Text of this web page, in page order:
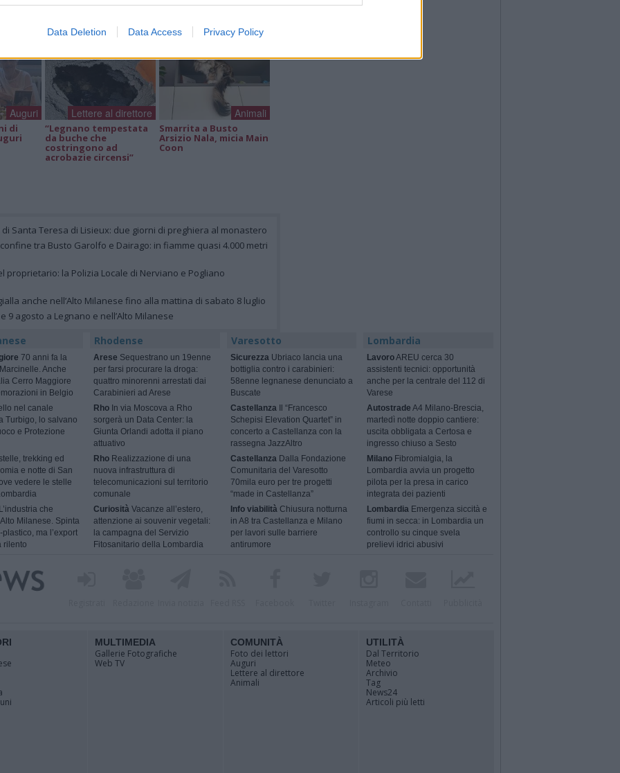
Data Deletion Data Access Privacy Policy
propone un appuntamento diverso ogni sera, tra
laboratori creativi, sfide musicali e burraco
Auguri
di
Lettere al direttore
“Legnano tempestata
da buche che
costringono ad
acrobazie circensi”
Animali
Smarrita a Busto
Arsizio Nala, micia Main
Coon
Santa Teresa di Lisieux: due giorni di preghiera al monastero
tra Busto Garolfo e Dairago: in fiamme quasi 4.000 metri
proprietario: la Polizia Locale di Nerviano e Pogliano
anche nell’Alto Milanese fino alla mattina di sabato 8 luglio
9 agosto a Legnano e nell’Alto Milanese
70 anni fa la
Anche
Cerro Maggiore
in Belgio
nel canale
Turbigo, lo salvano
e Protezione
trekking ed
e notte di San
vedere le stelle
che
Milanese. Spinta
ma l’export
rilento
Rhodense
Arese Sequestrano un 19enne
per farsi procurare la droga:
quattro minorenni arrestati dai
Carabinieri ad Arese
Rho In via Moscova a Rho
sorgerà un Data Center: la
Giunta Orlandi adotta il piano
attuativo
Rho Realizzazione di una
nuova infrastruttura di
telecomunicazioni sul territorio
comunale
Curiosità Vacanze all’estero,
attenzione ai souvenir vegetali:
la campagna del Servizio
Fitosanitario della Lombardia
Varesotto
SicurezzaUbriaco lancia una
bottiglia contro i carabinieri:
58enne legnanese denunciato a
Buscate
CastellanzaIl “Francesco
Schepisi Elevation Quartet” in
concerto a Castellanza con la
rassegna JazzAltro
CastellanzaDalla Fondazione
Comunitaria del Varesotto
70mila euro per tre progetti
“made in Castellanza”
Info viabilitàChiusura notturna
in A8 tra Castellanza e Milano
per lavori sulle barriere
antirumore
Lombardia
LavoroAREU cerca 30
assistenti tecnici: opportunità
anche per la centrale del 112 di
Varese
Autostrade A4 Milano-Brescia,
martedì notte doppio cantiere:
uscita obbligata a Certosa e
ingresso chiuso a Sesto
Milano Fibromialgia, la
Lombardia avvia un progetto
pilota per la presa in carico
integrata dei pazienti
Lombardia Emergenza siccità e
fiumi in secca: in Lombardia un
controllo su cinque svela
prelievi idrici abusivi
MULTIMEDIA
Gallerie Fotografiche
Web TV
COMUNITÀ
Foto dei lettori
Auguri
Lettere al direttore
Animali
UTILITÀ
Dal Territorio
Meteo
Archivio
Tag
News24
Articoli più letti